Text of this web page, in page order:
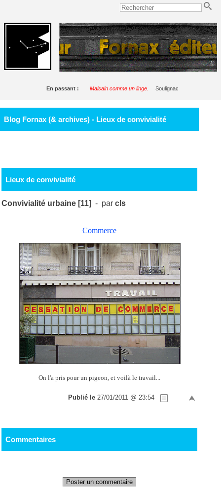
En passant : Malsain comme un linge. Soulignac
Blog Fornax (& archives) - Lieux de convivialité
Lieux de convivialité
Convivialité urbaine [11] - parcls
Commerce
On l'a pris pour un pigeon, et voilà le travail...
Publié le 27/01/2011 @ 23:54
Commentaires
Poster un commentaire